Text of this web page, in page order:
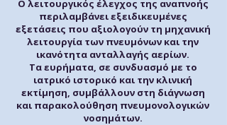
Ο λειτουργικός έλεγχος της αναπνοής
περιλαμβάνει εξειδικευμένες
εξετάσεις που αξιολογούν τη μηχανική
λειτουργία των πνευμόνων και την
ικανότητα ανταλλαγής αερίων.
Τα ευρήματα, σε συνδυασμό με το
ιατρικό ιστορικό και την κλινική
εκτίμηση, συμβάλλουν στη διάγνωση
και παρακολούθηση πνευμονολογικών
νοσημάτων.